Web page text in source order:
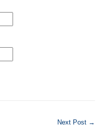
Next Post →